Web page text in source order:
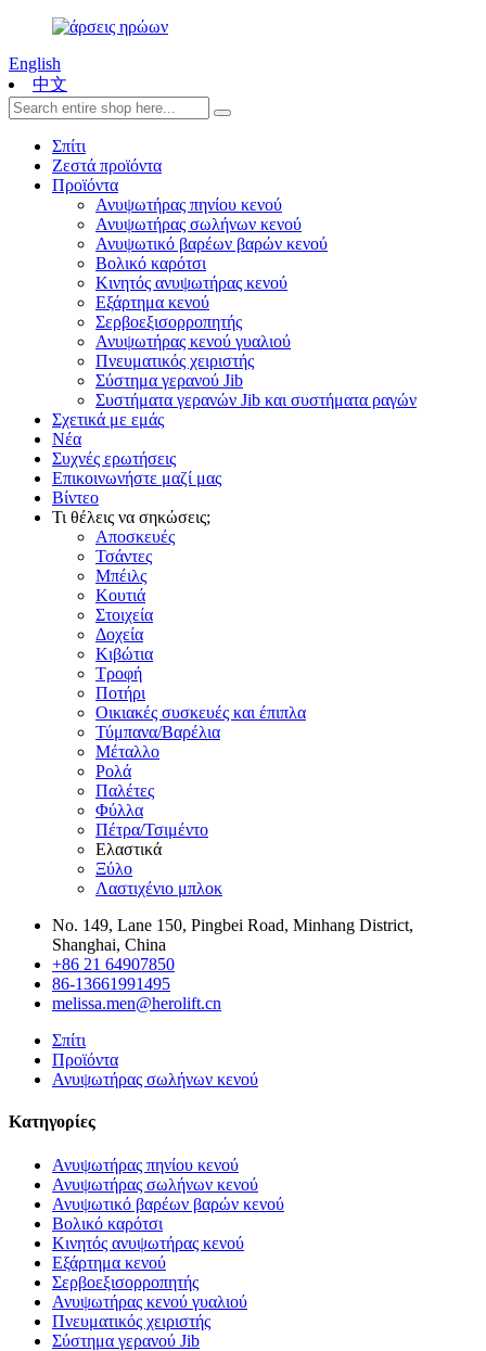
English
中文
Σπίτι
Ζεστά προϊόντα
Προϊόντα
Ανυψωτήρας πηνίου κενού
Ανυψωτήρας σωλήνων κενού
Ανυψωτικό βαρέων βαρών κενού
Βολικό καρότσι
Κινητός ανυψωτήρας κενού
Εξάρτημα κενού
Σερβοεξισορροπητής
Ανυψωτήρας κενού γυαλιού
Πνευματικός χειριστής
Σύστημα γερανού Jib
Συστήματα γερανών Jib και συστήματα ραγών
Σχετικά με εμάς
Νέα
Συχνές ερωτήσεις
Επικοινωνήστε μαζί μας
Βίντεο
Τι θέλεις να σηκώσεις;
Αποσκευές
Τσάντες
Μπέιλς
Κουτιά
Στοιχεία
Δοχεία
Κιβώτια
Τροφή
Ποτήρι
Οικιακές συσκευές και έπιπλα
Τύμπανα/Βαρέλια
Μέταλλο
Ρολά
Παλέτες
Φύλλα
Πέτρα/Τσιμέντο
Ελαστικά
Ξύλο
Λαστιχένιο μπλοκ
No. 149, Lane 150, Pingbei Road, Minhang District,
Shanghai, China
+86 21 64907850
86-13661991495
melissa.men@herolift.cn
Σπίτι
Προϊόντα
Ανυψωτήρας σωλήνων κενού
Κατηγορίες
Ανυψωτήρας πηνίου κενού
Ανυψωτήρας σωλήνων κενού
Ανυψωτικό βαρέων βαρών κενού
Βολικό καρότσι
Κινητός ανυψωτήρας κενού
Εξάρτημα κενού
Σερβοεξισορροπητής
Ανυψωτήρας κενού γυαλιού
Πνευματικός χειριστής
Σύστημα γερανού Jib